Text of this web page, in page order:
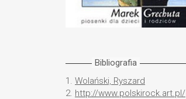
Bibliografia
1. Wolański, Ryszard
2. http://www.polskirock.art.pl/